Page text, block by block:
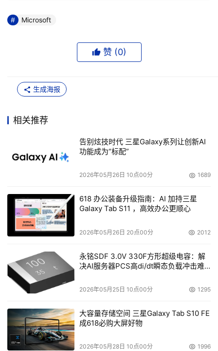
Microsoft
赞 (0)
生成海报
相关推荐
告别炫技时代 三星Galaxy系列让创新AI
功能成为“标配”
2026年05月26日 10点00分 1689
618 办公装备升级指南：AI 加持三星
Galaxy Tab S11 ，高效办公更顺心
2026年05月26日 20点00分 2012
永铭SDF 3.0V 330F方形超级电容：解
决AI服务器PCS高di/dt瞬态负载冲击难
2026年05月25日 10点00分 1295
大容量存储空间 三星Galaxy Tab S10 FE
成618必购大屏好物
2026年05月28日 10点00分 1996